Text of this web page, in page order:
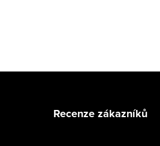
Recenze zákazníků